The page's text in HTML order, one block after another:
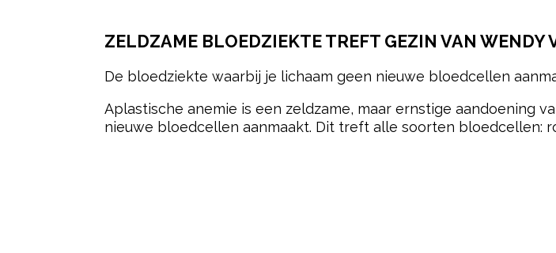
ZELDZAME BLOEDZIEKTE TREFT GEZIN VAN WENDY
De bloedziekte waarbij je lichaam geen nieuwe bloedcellen
Aplastische anemie is een zeldzame, maar ernstige aandoening
nieuwe bloedcellen aanmaakt. Dit treft alle soorten bloedcellen: